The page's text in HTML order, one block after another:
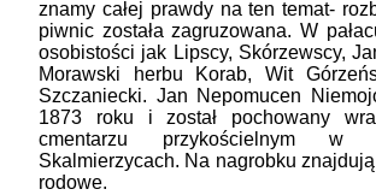
znamy całej prawdy na ten temat-
piwnic została zagruzowana. W
osobistości jak Lipscy, Skórzewscy,
Morawski herbu Korab, Wit
Szczaniecki. Jan Nepomucen
1873 roku i został pochowany
cmentarzu przykościelnym w
Skalmierzycach. Na nagrobku
rodowe.